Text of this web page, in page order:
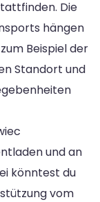
Die
hängen
Beispiel der
Standort und
und an
könntest du
vom